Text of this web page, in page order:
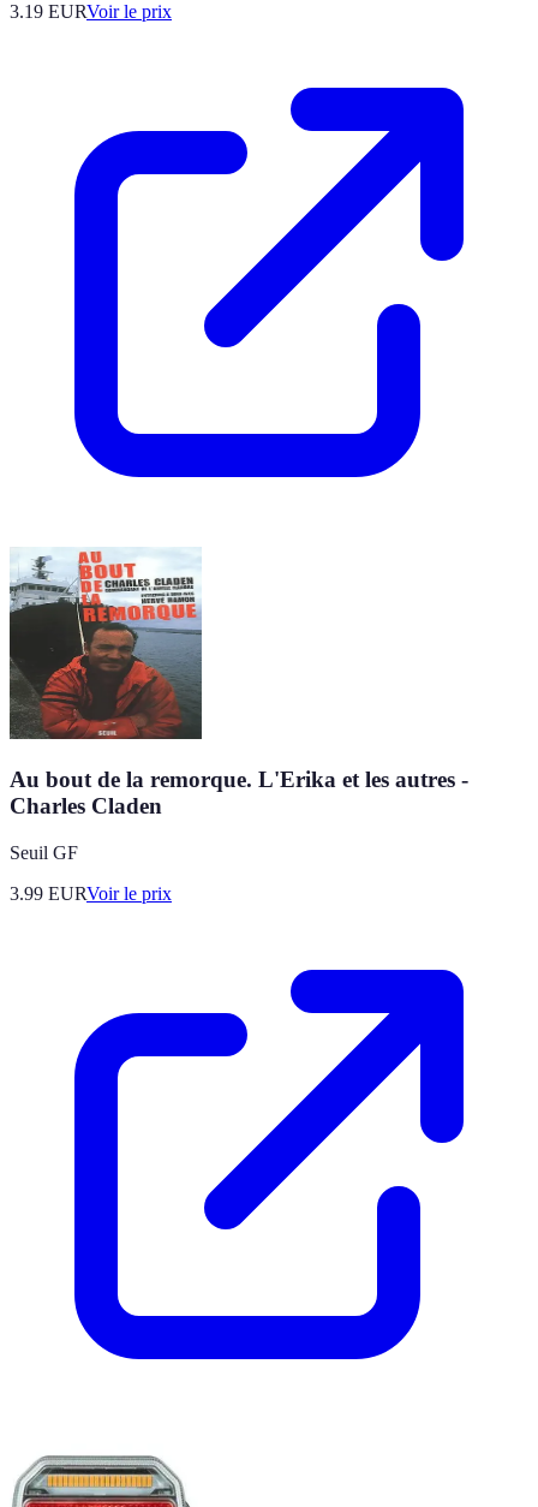
3.19 EURVoir le prix
Au bout de la remorque. L'Erika et les autres -
Charles Claden
Seuil GF
3.99 EURVoir le prix